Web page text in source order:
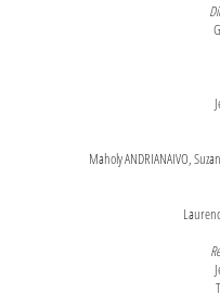
Maholy ANDRIANAIVO,